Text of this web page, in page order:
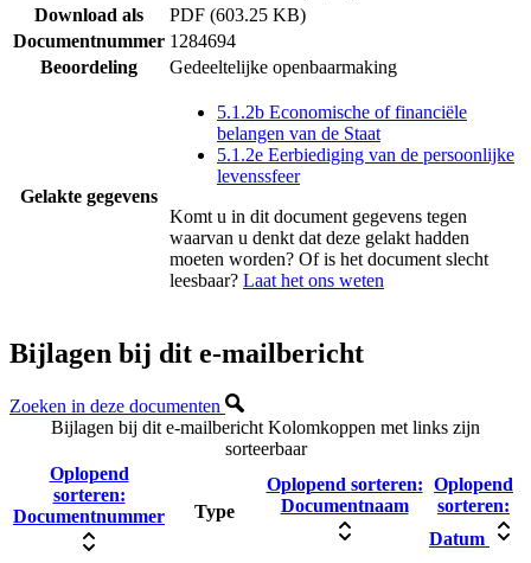
Download als
PDF (603.25 KB)
Documentnummer 1284694
Beoordeling
Gedeeltelijke openbaarmaking
Gelakte gegevens
5.1.2b Economische of financiële
belangen van de Staat
5.1.2e Eerbiediging van de persoonlijke
levenssfeer
Komt u in dit document gegevens tegen
waarvan u denkt dat deze gelakt hadden
moeten worden? Of is het document slecht
leesbaar? Laat het ons weten
Bijlagen bij dit e-mailbericht
Zoeken in deze documenten
Bijlagen bij dit e-mailbericht Kolomkoppen met links zijn
sorteerbaar
Oplopend
sorteren:
Documentnummer
Type
Oplopend sorteren:
Documentnaam
Oplopend
sorteren:
Datum